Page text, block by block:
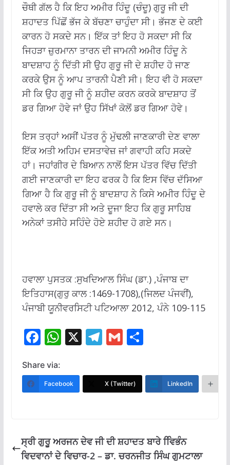
ਚੌਥੀ ਗੱਲ ਹੈ ਕਿ ਇਹ ਅਮੀਰ ਹਿੰਦੂ (ਚੰਦੂ) ਗੁਰੂ ਜੀ ਦੀ
ਸ਼ਹਾਦਤ ਪਿੱਛੋਂ ਭੱਜ ਕੇ ਬੱਚਣਾ ਚਾਹੁੰਦਾ ਸੀ। ਭੱਜਣ ਦੇ ਕਈ
ਕਾਰਨ ਹੋ ਸਕਦੇ ਸਨ। ਇੱਕ ਤਾਂ ਇਹ ਹੋ ਸਕਦਾ ਸੀ ਕਿ
ਜਿਹੜਾ ਜ਼ੁਰਮਾਨਾ ਤਾਰਨ ਦੀ ਜਾਮਨੀ ਅਮੀਰ ਹਿੰਦੂ ਨੇ
ਬਾਦਸ਼ਾਹ ਨੂੰ ਦਿੱਤੀ ਸੀ ਉਹ ਗੁਰੂ ਜੀ ਦੇ ਸ਼ਹੀਦ ਹੋ ਜਾਣ
ਕਰਕੇ ਉਸ ਨੂੰ ਆਪ ਤਾਰਨੀ ਪੈਣੀ ਸੀ। ਇਹ ਵੀ ਹੋ ਸਕਦਾ
ਸੀ ਕਿ ਉਹ ਗੁਰੂ ਜੀ ਨੂੰ ਸ਼ਹੀਦ ਕਰਨ ਕਰਕੇ ਬਾਦਸ਼ਾਹ ਤੋਂ
ਡਰ ਗਿਆ ਹੋਵੇ ਜਾਂ ਉਹ ਸਿੱਖਾਂ ਕੋਲੋਂ ਡਰ ਗਿਆ ਹੋਵੇ।
ਇਸ ਤਰ੍ਹਾਂ ਅਸੀਂ ਪੱਤਰ ਨੂੰ ਮੁੱਢਲੀ ਜਾਣਕਾਰੀ ਦੇਣ ਵਾਲਾ
ਇੱਕ ਅਤੀ ਅਹਿਮ ਦਸਤਾਵੇਜ਼ ਜਾਂ ਗਵਾਹੀ ਕਹਿ ਸਕਦੇ
ਹਾਂ। ਜਹਾਂਗੀਰ ਦੇ ਬਿਆਨ ਨਾਲੋਂ ਇਸ ਪੱਤਰ ਵਿੱਚ ਦਿੱਤੀ
ਗਈ ਜਾਣਕਾਰੀ ਦਾ ਇਹ ਫਰਕ ਹੈ ਕਿ ਇਸ ਵਿੱਚ ਦੱਸਿਆ
ਗਿਆ ਹੈ ਕਿ ਗੁਰੂ ਜੀ ਨੂੰ ਬਾਦਸ਼ਾਹ ਨੇ ਕਿਸੇ ਅਮੀਰ ਹਿੰਦੂ ਦੇ
ਹਵਾਲੇ ਕਰ ਦਿੱਤਾ ਸੀ ਅਤੇ ਦੂਜਾ ਇਹ ਕਿ ਗੁਰੂ ਸਾਹਿਬ
ਅਨੇਕਾਂ ਤਸੀਹੇ ਸਹਿੰਦੇ ਹੋਏ ਸ਼ਹੀਦ ਹੋ ਗਏ ਸਨ।
ਹਵਾਲਾ ਪੁਸਤਕ :ਸੁਖਦਿਆਲ ਸਿੰਘ (ਡਾ.) ,ਪੰਜਾਬ ਦਾ
ਇਤਿਹਾਸ(ਗੁਰੁ ਕਾਲ :1469-1708),(ਜਿਲਦ ਪੰਜਵੀਂ),
ਪੰਜਾਬੀ ਯੂਨੀਵਰਸਿਟੀ ਪਟਿਆਲਾ 2012, ਪੰਨੇ 109-115
F
e
b
k
W
at
s
p
X T
e
gr
G
ai
l
S
ar
e
Share via:
Facebook X (Twitter) LinkedIn
ਸ੍ਰੀ ਗੁਰੂ ਅਰਜਨ ਦੇਵ ਜੀ ਦੀ ਸ਼ਹਾਦਤ ਬਾਰੇ ਵਿਿਭੰਨ
ਵਿਦਵਾਨਾਂ ਦੇ ਵਿਚਾਰ-2 – ਡਾ. ਚਰਨਜੀਤ ਸਿੰਘ ਗੁਮਟਾਲਾ